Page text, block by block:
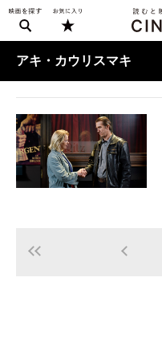
アキ・カウリスマキ